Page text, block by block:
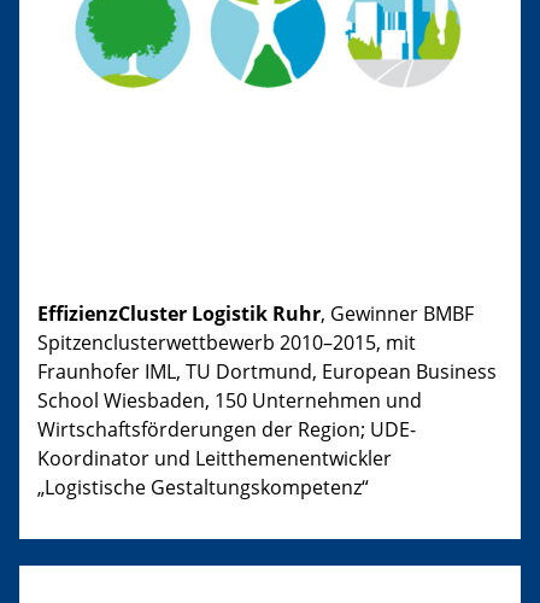
EffizienzCluster Logistik Ruhr, Gewinner BMBF
Spitzenclusterwettbewerb 2010–2015, mit
Fraunhofer IML, TU Dortmund, European Business
School Wiesbaden, 150 Unternehmen und
Wirtschaftsförderungen der Region; UDE-
Koordinator und Leitthemenentwickler
„Logistische Gestaltungskompetenz“